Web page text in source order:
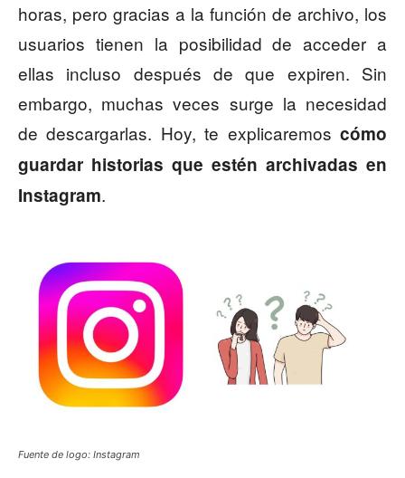
horas, pero gracias a la función de archivo, los
usuarios tienen la posibilidad de acceder a
ellas incluso después de que expiren. Sin
embargo, muchas veces surge la necesidad
de descargarlas. Hoy, te explicaremos cómo
guardar historias que estén archivadas en
Instagram.
Fuente de logo: Instagram